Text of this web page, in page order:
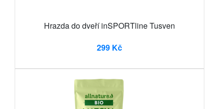
Hrazda do dveří inSPORTline Tusven
299 Kč